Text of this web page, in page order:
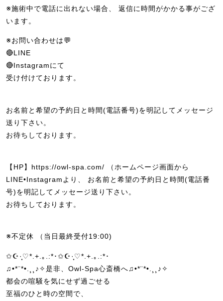
※施術中で電話に出れない場合、 返信に時間がかかる事がござ
います。
※お問い合わせは💬
🔴LINE
🔴Instagramにて
受け付けております。
お名前と希望の予約日と時間(電話番号)を明記してメッセージ
送り下さい。
お待ちしております。
【HP】https://owl-spa.com/ （ホームページ画面から
LINE•Instagramより、 お名前と希望の予約日と時間(電話番
号)を明記してメッセージ送り下さい。
お待ちしております。
※不定休 （当日最終受付19:00)
✩☪·̩͙♡*.+.｡.:*･✩☪·̩͙♡*.+.｡.:*･
♫•*¨*•.¸¸♪✧是非、Owl-Spa心斎橋へ♫•*¨*•.¸¸♪✧
都会の喧騒を気にせず過ごせる
至福のひと時の空間で、